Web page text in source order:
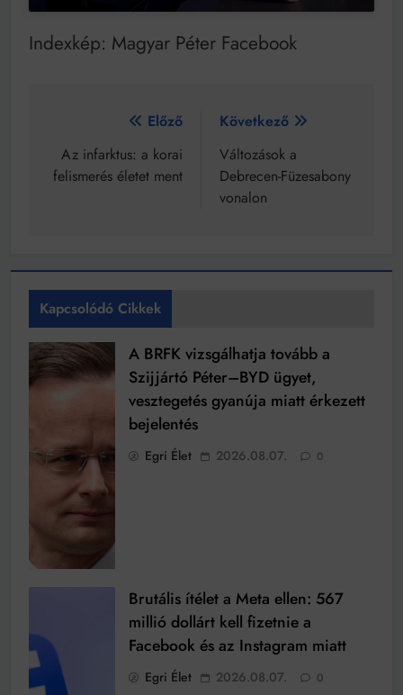
Indexkép: Magyar Péter Facebook
Bejegyzés
navigáció
Előző
Az infarktus: a korai
felismerés életet ment
Következő
Változások a
Debrecen-Füzesabony
vonalon
Kapcsolódó Cikkek
A BRFK vizsgálhatja tovább a
Szijjártó Péter–BYD ügyet,
vesztegetés gyanúja miatt érkezett
bejelentés
Egri Élet 2026.08.07. 0
Brutális ítélet a Meta ellen: 567
millió dollárt kell fizetnie a
Facebook és az Instagram miatt
Egri Élet 2026.08.07. 0